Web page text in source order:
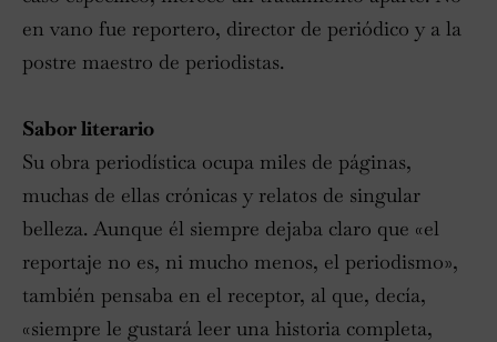
en vano fue reportero, director de periódico y a la
postre maestro de periodistas.
Sabor literario
Su obra periodística ocupa miles de páginas,
muchas de ellas crónicas y relatos de singular
belleza. Aunque él siempre dejaba claro que «el
reportaje no es, ni mucho menos, el periodismo»,
también pensaba en el receptor, al que, decía,
«siempre le gustará leer una historia completa,